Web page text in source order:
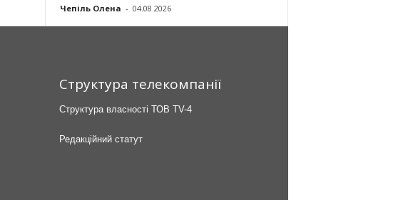
Чепіль Олена - 04.08.2026
Структура телекомпанії
Структура власності ТОВ TV-4
Редакційний статут